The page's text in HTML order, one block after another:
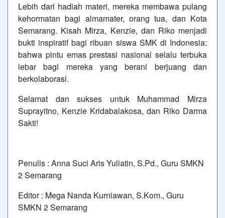
Lebih dari hadiah materi, mereka membawa pulang
kehormatan bagi almamater, orang tua, dan Kota
Semarang. Kisah Mirza, Kenzie, dan Riko menjadi
bukti inspiratif bagi ribuan siswa SMK di Indonesia:
bahwa pintu emas prestasi nasional selalu terbuka
lebar bagi mereka yang berani berjuang dan
berkolaborasi.
Selamat dan sukses untuk Muhammad Mirza
Suprayitno, Kenzie Kridabalakosa, dan Riko Darma
Sakti!
Penulis : Anna Suci Aris Yuliatin, S.Pd., Guru SMKN
2 Semarang
Editor : Mega Nanda Kurniawan, S.Kom., Guru
SMKN 2 Semarang